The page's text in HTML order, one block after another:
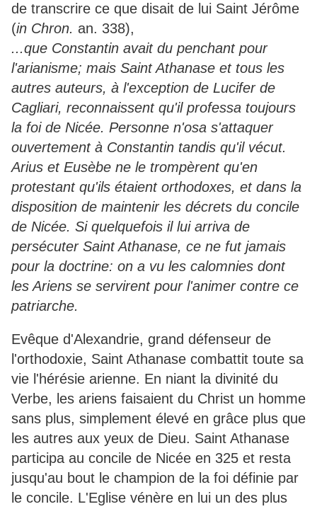
de transcrire ce que disait de lui Saint Jérôme
(in Chron. an. 338),
...que Constantin avait du penchant pour
l'arianisme; mais Saint Athanase et tous les
autres auteurs, à l'exception de Lucifer de
Cagliari, reconnaissent qu'il professa toujours
la foi de Nicée. Personne n'osa s'attaquer
ouvertement à Constantin tandis qu'il vécut.
Arius et Eusèbe ne le trompèrent qu'en
protestant qu'ils étaient orthodoxes, et dans la
disposition de maintenir les décrets du concile
de Nicée. Si quelquefois il lui arriva de
persécuter Saint Athanase, ce ne fut jamais
pour la doctrine: on a vu les calomnies dont
les Ariens se servirent pour l'animer contre ce
patriarche.
Evêque d'Alexandrie, grand défenseur de
l'orthodoxie, Saint Athanase combattit toute sa
vie l'hérésie arienne. En niant la divinité du
Verbe, les ariens faisaient du Christ un homme
sans plus, simplement élevé en grâce plus que
les autres aux yeux de Dieu. Saint Athanase
participa au concile de Nicée en 325 et resta
jusqu'au bout le champion de la foi définie par
le concile. L'Eglise vénère en lui un des plus